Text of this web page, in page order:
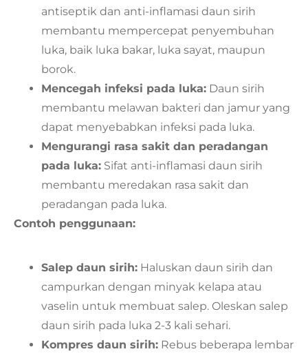
antiseptik dan anti-inflamasi daun sirih
membantu mempercepat penyembuhan
luka, baik luka bakar, luka sayat, maupun
borok.
Mencegah infeksi pada luka: Daun sirih
membantu melawan bakteri dan jamur yang
dapat menyebabkan infeksi pada luka.
Mengurangi rasa sakit dan peradangan
pada luka: Sifat anti-inflamasi daun sirih
membantu meredakan rasa sakit dan
peradangan pada luka.
Contoh penggunaan:
Salep daun sirih: Haluskan daun sirih dan
campurkan dengan minyak kelapa atau
vaselin untuk membuat salep. Oleskan salep
daun sirih pada luka 2-3 kali sehari.
Kompres daun sirih: Rebus beberapa lembar